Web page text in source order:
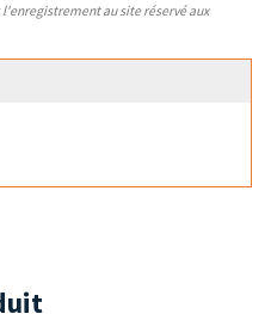
au site réservé aux